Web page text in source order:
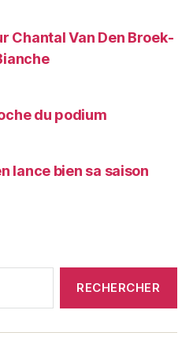
Chantal Van Den Broek-
du podium
lance bien sa saison